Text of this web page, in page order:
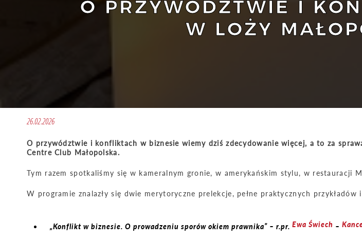
O PRZYWÓDZTWIE I
W LOŻY
26.02.2026
O przywództwie i konfliktach w biznesie wiemy dziś zdecydowanie więcej, a to za
Centre Club Małopolska.
Tym razem spotkaliśmy się w kameralnym gronie, w amerykańskim stylu, w restauracji
W programie znalazły się dwie merytoryczne prelekcje, pełne praktycznych
„Konflikt w biznesie. O prowadzeniu sporów okiem prawnika” – r.pr. Ewa Świech –